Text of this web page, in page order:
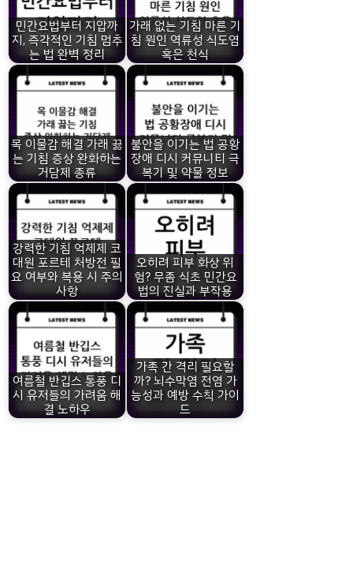
민간요법부터 지압까
지, 즉각적인 기침 멈추
는 법 완벽 정리
가래 없는 기침 마른 기
침 원인 역류성 식도염
혹은 천식
목 이물감 해결 가래 끓
는 기침 증상 완화하는
거담제 종류
불안을 이기는 법 공황
장애 디시 커뮤니티 극
복기 및 약물 정보
강력한 기침 억제제 코
대원 포르테 처방전 필
요 여부와 복용 시 주의
사항
오히려 피부 화상 위
험? 무좀 식초 민간요
법의 진실과 부작용
여름철 반깁스 통풍 디
시 유저들의 가려움 해
결 노하우
가족 간 격리 필요할
까? 뇌수막염 전염 가
능성과 예방 수칙 가이
드